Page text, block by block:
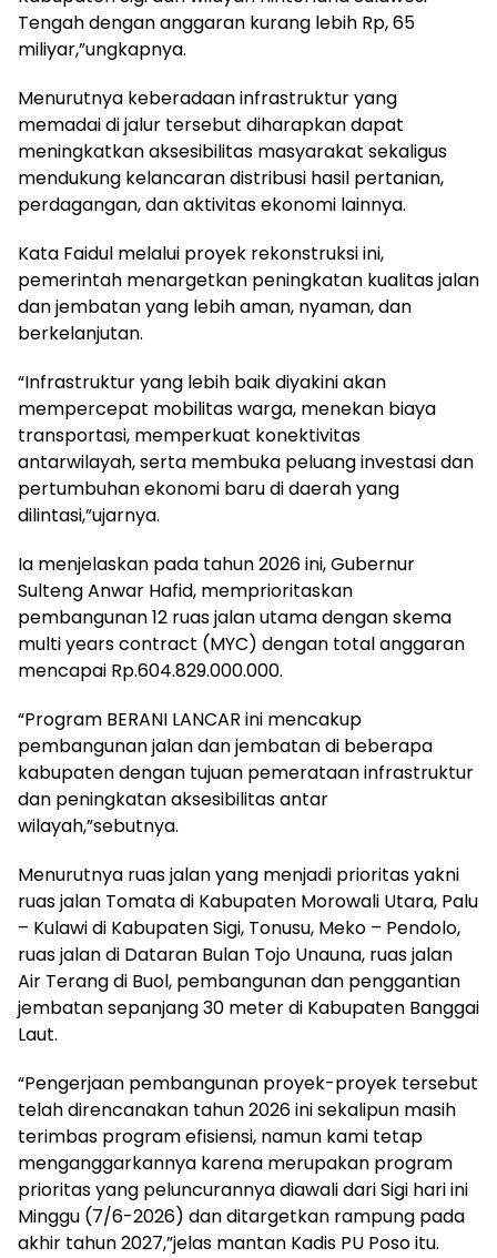
Tengah dengan anggaran kurang lebih Rp, 65
miliyar,”ungkapnya.
Menurutnya keberadaan infrastruktur yang
memadai di jalur tersebut diharapkan dapat
meningkatkan aksesibilitas masyarakat sekaligus
mendukung kelancaran distribusi hasil pertanian,
perdagangan, dan aktivitas ekonomi lainnya.
Kata Faidul melalui proyek rekonstruksi ini,
pemerintah menargetkan peningkatan kualitas jalan
dan jembatan yang lebih aman, nyaman, dan
berkelanjutan.
“Infrastruktur yang lebih baik diyakini akan
mempercepat mobilitas warga, menekan biaya
transportasi, memperkuat konektivitas
antarwilayah, serta membuka peluang investasi dan
pertumbuhan ekonomi baru di daerah yang
dilintasi,”ujarnya.
Ia menjelaskan pada tahun 2026 ini, Gubernur
Sulteng Anwar Hafid, memprioritaskan
pembangunan 12 ruas jalan utama dengan skema
multi years contract (MYC) dengan total anggaran
mencapai Rp.604.829.000.000.
“Program BERANI LANCAR ini mencakup
pembangunan jalan dan jembatan di beberapa
kabupaten dengan tujuan pemerataan infrastruktur
dan peningkatan aksesibilitas antar
wilayah,”sebutnya.
Menurutnya ruas jalan yang menjadi prioritas yakni
ruas jalan Tomata di Kabupaten Morowali Utara, Palu
– Kulawi di Kabupaten Sigi, Tonusu, Meko – Pendolo,
ruas jalan di Dataran Bulan Tojo Unauna, ruas jalan
Air Terang di Buol, pembangunan dan penggantian
jembatan sepanjang 30 meter di Kabupaten Banggai
Laut.
“Pengerjaan pembangunan proyek-proyek tersebut
telah direncanakan tahun 2026 ini sekalipun masih
terimbas program efisiensi, namun kami tetap
menganggarkannya karena merupakan program
prioritas yang peluncurannya diawali dari Sigi hari ini
Minggu (7/6-2026) dan ditargetkan rampung pada
akhir tahun 2027,”jelas mantan Kadis PU Poso itu.